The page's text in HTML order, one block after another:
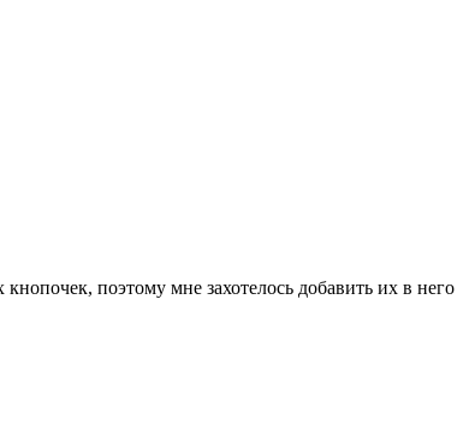
поэтому мне захотелось добавить их в него